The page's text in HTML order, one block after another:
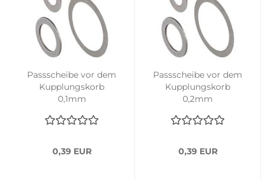
Passscheibe vor dem
Kupplungskorb
0,1mm
0,39 EUR
Passscheibe vor dem
Kupplungskorb
0,2mm
0,39 EUR